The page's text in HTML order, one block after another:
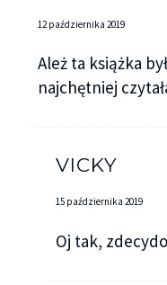
12 października 2019
Ależ ta książka
najchętniej
VICKY
15 października 2019
Oj tak,